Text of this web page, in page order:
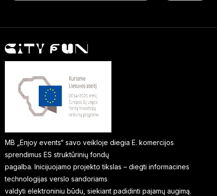
MB „Enjoy events“ savo veikloje diegia E. komercijos
sprendimus ES struktūrinių fondų
pagalba. Inicijuojamo projekto tikslas – diegti informacines
technologijas verslo sandoriams
valdyti elektroniniu būdu, siekiant padidinti pajamų augimą.